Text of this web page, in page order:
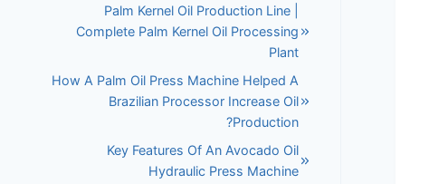
Palm Kernel Oil Production Line |
Complete Palm Kernel Oil Processing
Plant
How A Palm Oil Press Machine Helped A
Brazilian Processor Increase Oil
Production?
Key Features Of An Avocado Oil
Hydraulic Press Machine